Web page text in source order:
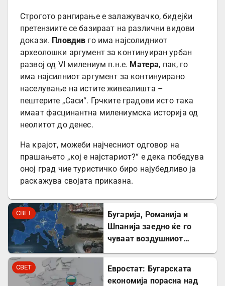
Строгото рангирање е залажувачко, бидејќи
претензиите се базираат на различни видови
докази. Пловдив го има најсолидниот
археолошки аргумент за континуиран урбан
развој од VI милениум п.н.е. Матера, пак, го
има најсилниот аргумент за континуирано
населување на истите живеалишта –
пештерите „Саси“. Грчките градови исто така
имаат фасцинантна милениумска историја од
неолитот до денес.
На крајот, можеби најчесниот одговор на
прашањето „кој е најстариот?“ е дека победува
оној град чие туристичко биро најубедливо ја
раскажува својата приказна.
СВЕТ
Бугарија, Романија и
Шпанија заедно ќе го
чуваат воздушниот
СВЕТ
Евростат: Бугарската
економија порасна над